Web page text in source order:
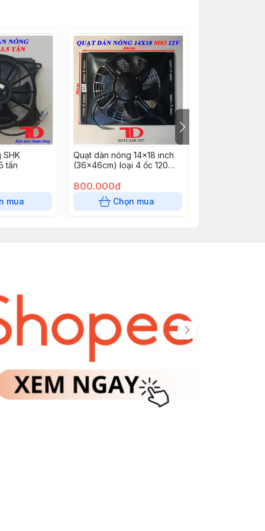
SHK
tấn
mua
Quạt dàn nóng 14x18 inch
(36x46cm) loại 4 ốc 120W -
800.000đ
Chọn mua